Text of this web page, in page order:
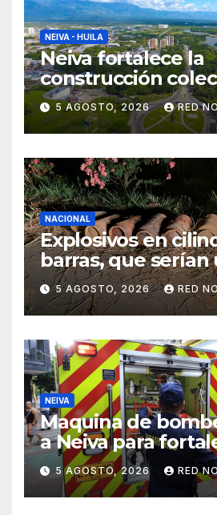
NEIVA - HUILA
Neiva fortalece la
construcción
POT
5 AGOSTO, 2026 RED
NACIONAL
Explosivos en
barras, que serían
en Cali, fueron
por la Policía
5 AGOSTO, 2026 RED
NEIVA
Maquina de
a Neiva para
asistencia en las
emergencias
por el fenómeno
5 AGOSTO, 2026 RED